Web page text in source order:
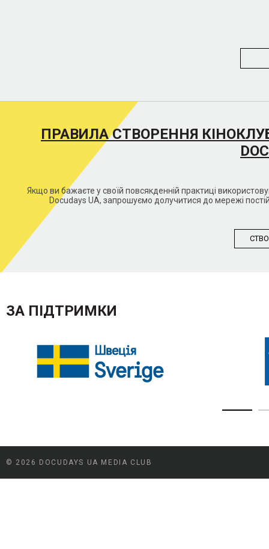
ПРАВИЛА СТВОРЕННЯ
Якщо ви бажаєте у своїй повсякденній практиці
Docudays UA, запрошуємо долучитися до мережі
ЗА ПІДТРИМКИ
© 2026 DOCUDAYS UA MEDIA CLUB